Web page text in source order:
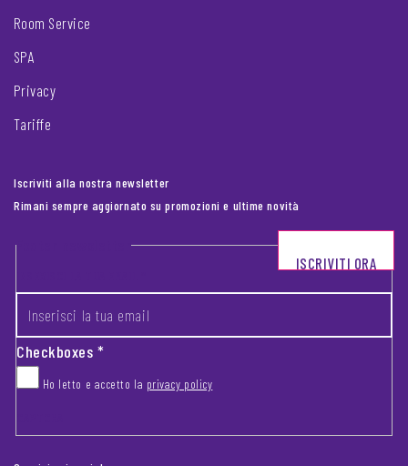
Room Service
SPA
Privacy
Tariffe
Iscriviti alla nostra newsletter
Rimani sempre aggiornato su promozioni e ultime novità
Footer newsletter
Checkboxes*
Ho letto e accetto la privacy policy
ISCRIVITI ORA